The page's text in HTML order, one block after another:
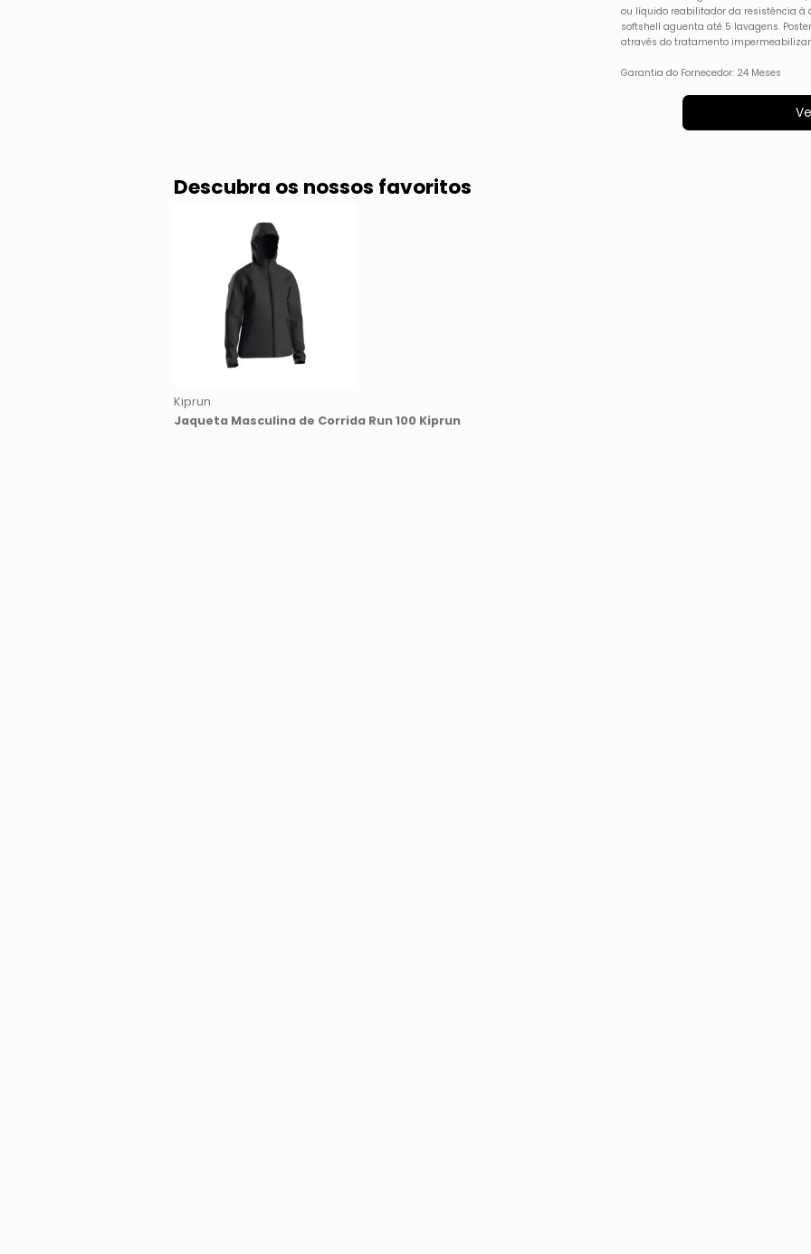
ou líquido reabilitador da resistência à
softshell aguenta até 5 lavagens.
através do tratamento
Garantia do Fornecedor: 24 Meses
Descubra os nossos favoritos
Kiprun
Jaqueta Masculina de Corrida Run 100 Kiprun